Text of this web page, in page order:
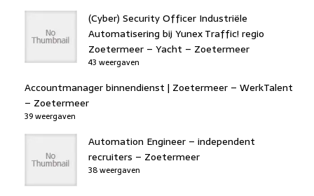
(Cyber) Security Officer Industriële
Automatisering bij Yunex Traffic! regio
Zoetermeer – Yacht – Zoetermeer
43 weergaven
Accountmanager binnendienst | Zoetermeer – WerkTalent
– Zoetermeer
39 weergaven
Automation Engineer – independent
recruiters – Zoetermeer
38 weergaven